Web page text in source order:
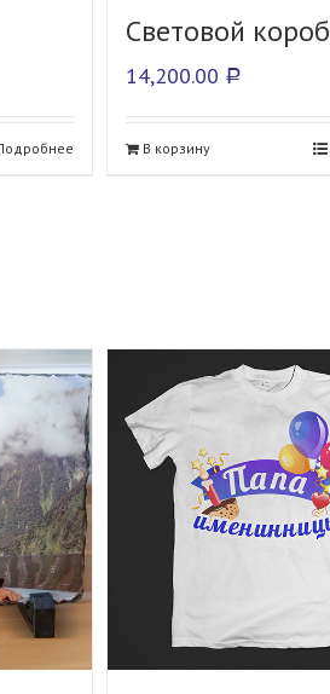
Световой короб
14,200.00 Р
В корзину